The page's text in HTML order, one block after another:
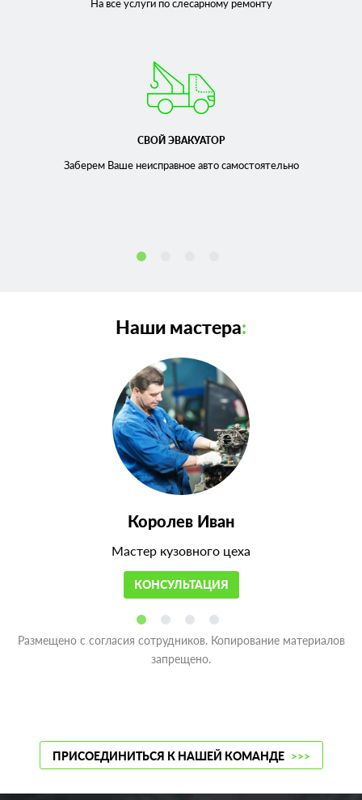
На все услуги по слесарномуремонту
СВОЙ ЭВАКУАТОР
Заберем Ваше неисправноеавто самостоятельно
Наши мастера:
Королев Иван
Мастер кузовного цеха
КОНСУЛЬТАЦИЯ
Размещено с согласия сотрудников. Копирование материалов
запрещено.
ПРИСОЕДИНИТЬСЯ К НАШЕЙ КОМАНДЕ >>>